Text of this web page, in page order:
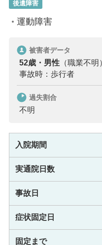
後遺障害
運動障害
被害者データ
52歳・男性 （職業不明
事故時：歩行者
過失割合
不明
入院期間
実通院日数
事故日
症状固定日
固定まで